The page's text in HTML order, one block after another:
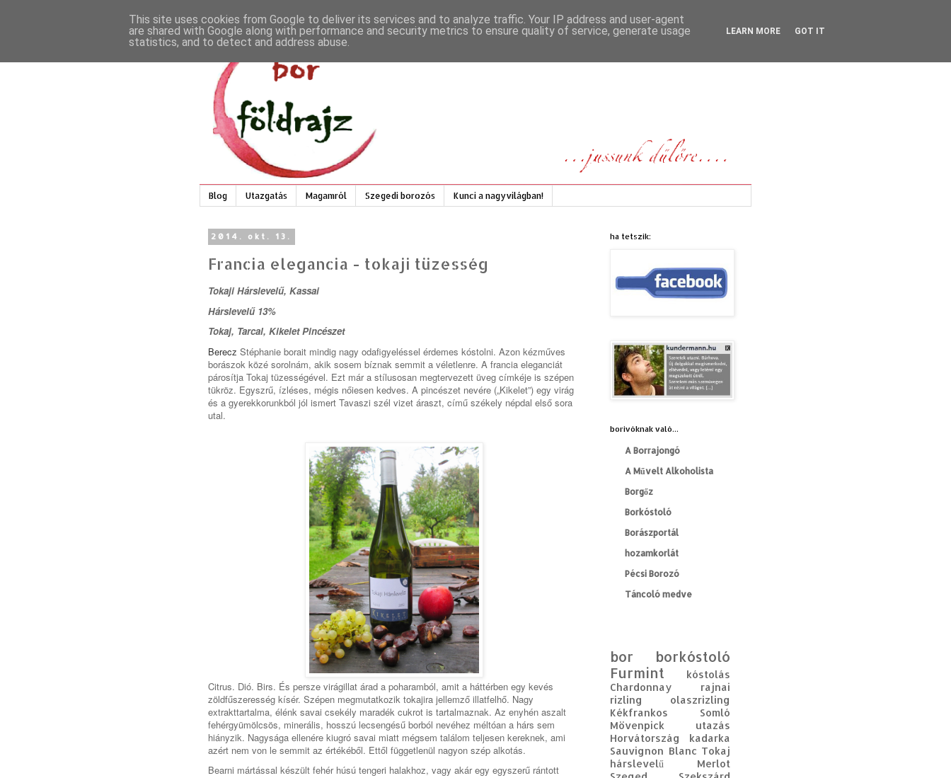
Blog Utazgatás Magamról Szegedi borozós Kunci a nagyvilágban!
2014. okt. 13.
Francia elegancia - tokaji tüzesség
Tokaji Hárslevelű, Kassai
Hárslevelű 13%
Tokaj, Tarcal, Kikelet Pincészet
Berecz Stéphanie borait mindig nagy odafigyeléssel érdemes kóstolni. Azon kézműves
borászok közé sorolnám, akik sosem bíznak semmit a véletlenre. A francia eleganciát
párosítja Tokaj tüzességével. Ezt már a stílusosan megtervezett üveg címkéje is szépen
tükröz. Egyszrű, ízléses, mégis nőiesen kedves. A pincészet nevére („Kikelet”) egy virág
és a gyerekkorunkból jól ismert Tavaszi szél vizet áraszt, című székely népdal első sora
utal.
Citrus. Dió. Birs. És persze virágillat árad a poharamból, amit a háttérben egy kevés
zöldfűszeresség kísér. Szépen megmutatkozik tokajira jellemző illatfelhő. Nagy
extrakttartalma, élénk savai csekély maradék cukrot is tartalmaznak. Az enyhén aszalt
fehérgyümölcsös, minerális, hosszú lecsengésű borból nevéhez méltóan a hárs sem
hiányzik. Nagysága ellenére kiugró savai miatt mégsem találom teljesen kereknek, ami
azért nem von le semmit az értékéből. Ettől függetlenül nagyon szép alkotás.
Bearni mártással készült fehér húsú tengeri halakhoz, vagy akár egy egyszerű rántott
ha tetszik:
borivóknak való...
A Borrajongó
A Művelt Alkoholista
Borgőz
Borkóstoló
Borászportál
hozamkorlát
Pécsi Borozó
Táncoló medve
bor
borkóstoló
Furmint
kóstolás
Chardonnay
rajnai
rizling
olaszrizling
Kékfrankos
Somló
Mövenpick
utazás
Horvátország
kadarka
Sauvignon Blanc Tokaj
hárslevelű
Merlot
This site uses cookies from Google to deliver its services and to analyze traffic. Your IP address and user-agent
are shared with Google along with performance and security metrics to ensure quality of service, generate usage
statistics, and to detect and address abuse.
LEARN MORE GOT IT